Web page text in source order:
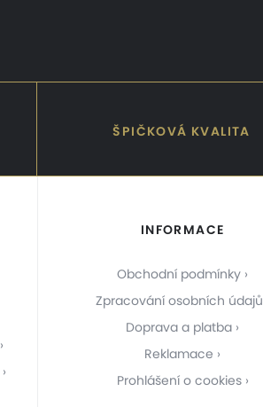
ŠPIČKOVÁ KVALITA
INFORMACE
Obchodní podmínky
Zpracování osobních údajů
Doprava a platba
Reklamace
Prohlášení o cookies